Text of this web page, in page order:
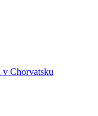
Chorvatsku